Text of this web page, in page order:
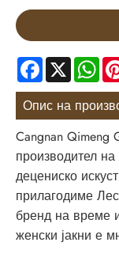
Facebook
X
Опис на
Cangnan Qimeng
производител
децениско
прилагодиме
бренд на време
женски јакни е